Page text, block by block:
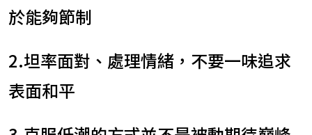
於能夠節制
2.坦率面對、處理情緒，不要一味追求
表面和平